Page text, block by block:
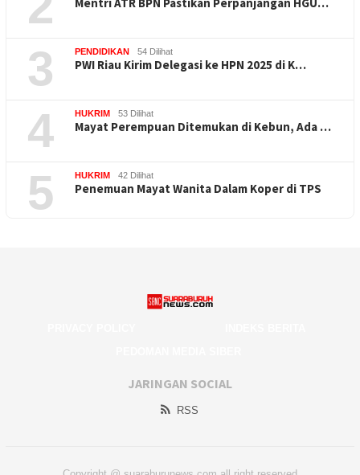
3 PENDIDIKAN 54 Dilihat
PWI Riau Kirim Delegasi ke HPN 2025 di K…
4 HUKRIM 53 Dilihat
Mayat Perempuan Ditemukan di Kebun, Ada …
5 HUKRIM 42 Dilihat
Penemuan Mayat Wanita Dalam Koper di TPS
JARINGAN SOCIAL
RSS